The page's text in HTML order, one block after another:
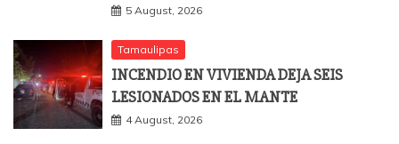
5 August, 2026
Tamaulipas
INCENDIO EN VIVIENDA DEJA SEIS
LESIONADOS EN EL MANTE
4 August, 2026